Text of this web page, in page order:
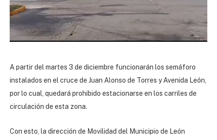
A partir del martes 3 de diciembre funcionarán los semáforo
instalados en el cruce de Juan Alonso de Torres y Avenida León,
por lo cual, quedará prohibido estacionarse en los carriles de
circulación de esta zona.
Con esto, la dirección de Movilidad del Municipio de León